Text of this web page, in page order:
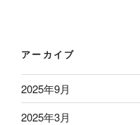
アーカイブ
2025年9月
2025年3月